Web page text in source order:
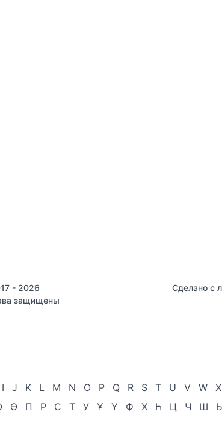
- 2026
защищены
Сделано с
I J K L M N O P Q R S T U V W X
Ө П Р С Т У Ұ Ү Ф Х Һ Ц Ч Ш